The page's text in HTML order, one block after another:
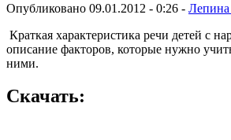
Опубликовано 09.01.2012 - 0:26 - Лепина
Краткая характеристика речи детей с
описание факторов, которые нужно
ними.
Скачать: